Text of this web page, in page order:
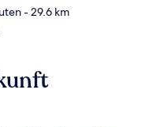
- 29.6 km